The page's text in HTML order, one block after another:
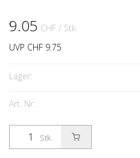
9.05 CHF / Stk.
UVP CHF 9.75
Lager:
Art. Nr:
Stk.